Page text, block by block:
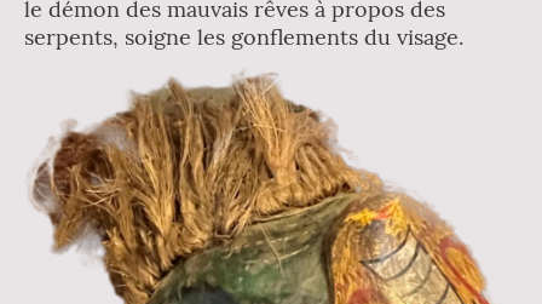
le démon des mauvais rêves à propos des
serpents, soigne les gonflements du visage.